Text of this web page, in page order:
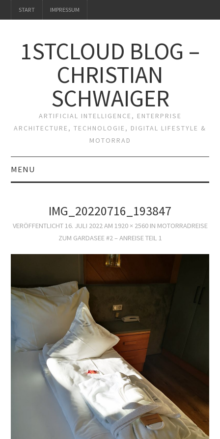
START IMPRESSUM
1STCLOUD BLOG –
CHRISTIAN
SCHWAIGER
ARTIFICIAL INTELLIGENCE, ENTERPRISE
ARCHITECTURE, TECHNOLOGIE, DIGITAL LIFESTYLE &
MOTORRAD
MENU
IMPRESSUMIMG_20220716_193847
VERÖFFENTLICHT16. JULI 2022AM 1920 × 2560IN MOTORRADREISE
ZUM GARDASEE #2 – ANREISE TEIL 1